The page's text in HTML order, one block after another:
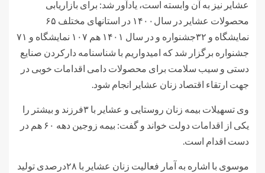
عشایر نیز به آن وابسته است، یادآور شد: برای بازاریابی
محصولات عشایر در سال۱۴۰۰ در استانهای مختلف ۶۵
نمایشگاه و ۳۲جشنواره و در سال ۱۴۰۱ هم ۱۰۷ نمایشگاه و ۷۱
جشنواره برگزار شد که امیدواریم با شناسنامه دارکردن صنایع
دستی و سیب سلامت برای محصولات دامی اقدامات خوبی در
جهت ارتقاء اقتصاد زنان عشایر انجام شود.
وی تسهیلات بیمه زنان روستایی و عشایر با ۳فرزند و بیشتر را
یکی از اقدامات دولت خواند و گفت: بیمه زوجین دهه ۶۰ هم در
دست اقدام است.
موسوی با اشاره به آمار فعالیت زنان عشایر با ۲۸درصدی تولید